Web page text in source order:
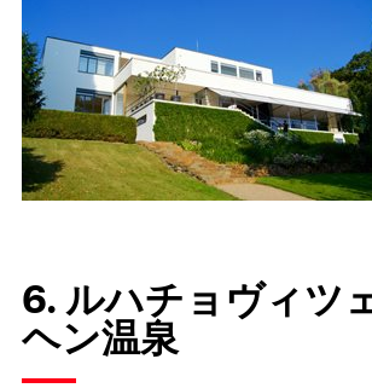
6. ルハチョヴィツ
ヘン温泉